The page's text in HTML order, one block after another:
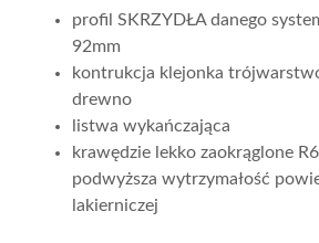
profil SKRZYDŁA danego
92mm
kontrukcja klejonka
drewno
listwa wykańczająca
krawędzie lekko zaokrąglone
podwyższa wytrzymałość
lakierniczej